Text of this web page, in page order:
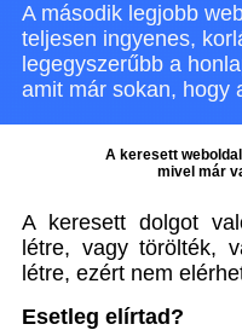
A második legjobb
teljesen ingyenes,
legegyszerűbb a
amit már sokan, hogy
A keresett
mivel már
A keresett dolgot
létre, vagy törölték,
létre, ezért nem
Esetleg elírtad?